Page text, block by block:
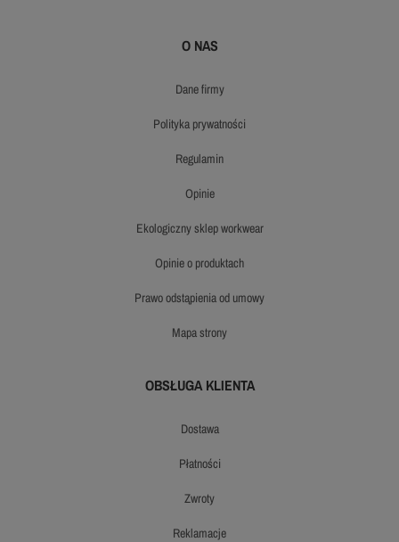
O NAS
dane firmy
polityka prywatności
regulamin
opinie
ekologiczny sklep workwear
opinie o produktach
prawo odstąpienia od umowy
mapa strony
OBSŁUGA KLIENTA
dostawa
płatności
zwroty
reklamacje